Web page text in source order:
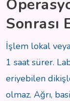
Sonrası
İşlem lokal
1 saat sürer.
eriyebilen
olmaz. Ağrı,